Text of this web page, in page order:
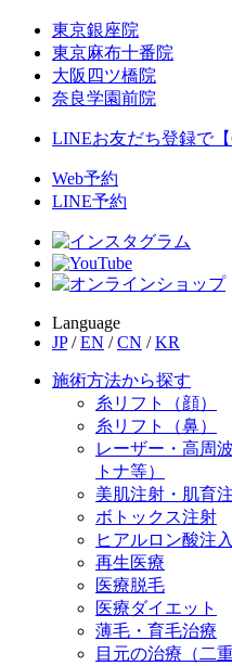
東京銀座院
東京麻布十番院
大阪四ツ橋院
奈良学園前院
LINEお友だち登録で
Web予約
LINE予約
Language
JP / EN / CN / KR
施術方法から探す
糸リフト（顔）
糸リフト（鼻）
レーザー・高周
トナ等）
美肌注射・肌育
ボトックス注射
ヒアルロン酸注入
再生医療
医療脱毛
医療ダイエット
薄毛・育毛治療
目元の治療（二